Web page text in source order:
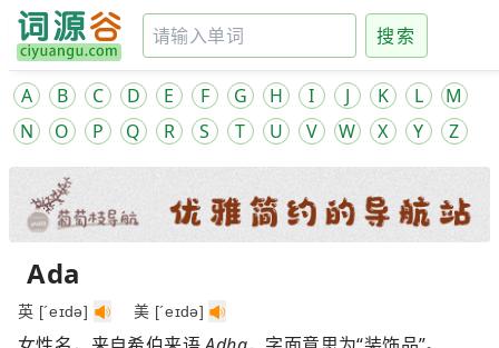
搜索
A B C D E F G H I J K L
M
N
O P Q R S T U V W X Y Z
Ada
英 [´eɪdə] 美 [´eɪdə]